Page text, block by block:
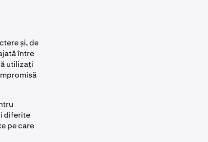
și, de
între
utilizați
diferite
pe care